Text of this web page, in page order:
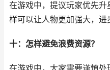
在游戏中，提议玩家优先
样可以让人物更加强大，进
十：怎样避免浪费资源？